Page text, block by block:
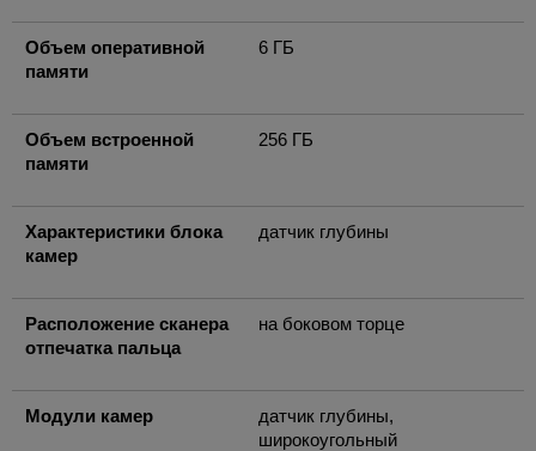
Объем оперативной
памяти
6 ГБ
Объем встроенной
памяти
256 ГБ
Характеристики блока
камер
датчик глубины
Расположение сканера
отпечатка пальца
на боковом торце
Модули камер
датчик глубины,
широкоугольный